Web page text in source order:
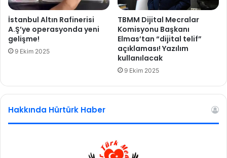
k
e
s
t
i
a
k
l
a
m
İstanbul Altın Rafinerisi
A.Ş’ye operasyonda yeni
gelişme!
9 Ekim 2025
TBMM Dijital Mecralar
Komisyonu Başkanı
Elmas’tan “dijital telif”
açıklaması! Yazılım
kullanılacak
9 Ekim 2025
Hakkında Hürtürk Haber